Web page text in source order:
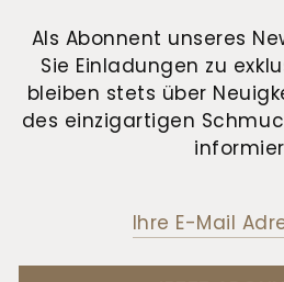
Als Abonnent unseres
Sie Einladungen zu
bleiben stets über
des einzigartigen